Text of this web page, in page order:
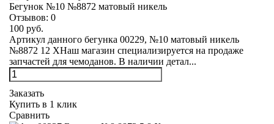
Бегунок №10 №8872 матовый никель
Отзывов: 0
100 руб.
Артикул данного бегунка 00229, №10 матовый никель
№8872 12 XНаш магазин специализируется на продаже
запчастей для чемоданов. В наличии детал...
Заказать
Купить в 1 клик
Сравнить